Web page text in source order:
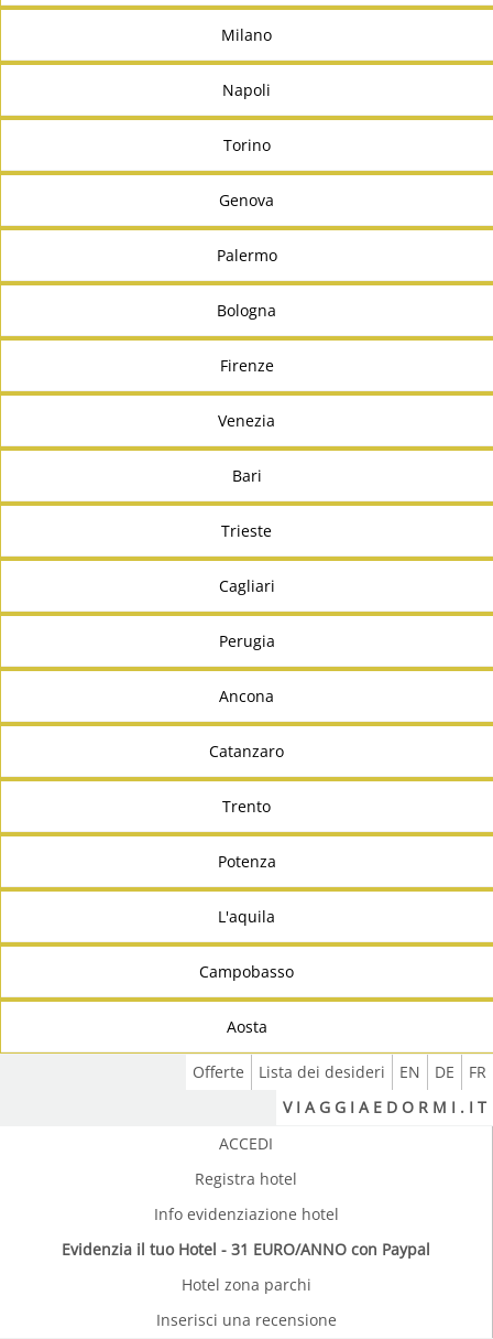
Milano
Napoli
Torino
Genova
Palermo
Bologna
Firenze
Venezia
Bari
Trieste
Cagliari
Perugia
Ancona
Catanzaro
Trento
Potenza
L'aquila
Campobasso
Aosta
FR
DE
EN
Lista dei desideri
Offerte
V I A G G I A E D O R M I . I T
ACCEDI
Registra hotel
Info evidenziazione hotel
Evidenzia il tuo Hotel - 31 EURO/ANNO con Paypal
Hotel zona parchi
Inserisci una recensione